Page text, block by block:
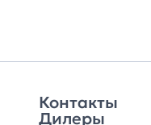
Контакты
Дилеры